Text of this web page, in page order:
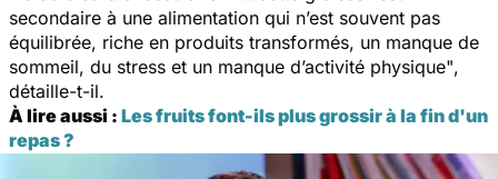
secondaire à une alimentation qui n’est souvent pas
équilibrée, riche en produits transformés, un manque de
sommeil, du stress et un manque d’activité physique",
détaille-t-il.
À lire aussi : Les fruits font-ils plus grossir à la fin d'un
repas ?